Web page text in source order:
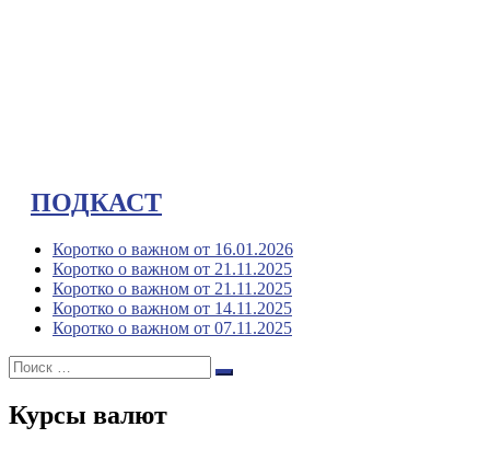
ПОДКАСТ
Коротко о важном от 16.01.2026
Коротко о важном от 21.11.2025
Коротко о важном от 21.11.2025
Коротко о важном от 14.11.2025
Коротко о важном от 07.11.2025
Поиск:
Поиск
Курсы валют